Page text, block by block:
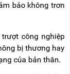
bảo không trơn
công nghiệp
bị thương hay
của bản thân.